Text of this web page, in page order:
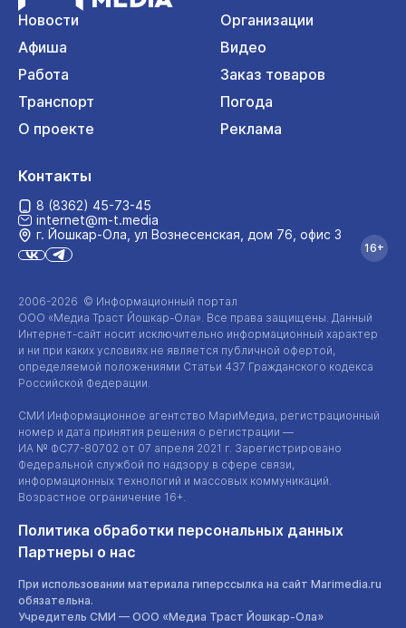
Новости
Организации
Афиша
Видео
Работа
Заказ товаров
Транспорт
Погода
О проекте
Реклама
2006-2026 © Информационный портал
ООО «Медиа Траст Йошкар-Ола». Все права защищены. Данный
Интернет-сайт носит исключительно информационный характер
и ни при каких условиях не является публичной офертой,
определяемой положениями Статьи 437 Гражданского кодекса
Российской Федерации.
СМИ Информационное агентство МариМедиа, регистрационный
номер и дата принятия решения о регистрации —
ИА № ФС77-80702 от 07 апреля 2021 г. Зарегистрировано
Федеральной службой по надзору в сфере связи,
информационных технологий и массовых коммуникаций.
Возрастное ограничение 16+.
Политика обработки персональных данных
Партнеры о нас
При использовании материала гиперссылка на сайт Marimedia.ru
обязательна.
Учредитель СМИ — ООО «Медиа Траст Йошкар-Ола»
Контакты
8 (8362) 45-73-45
internet@m-t.media
г. Йошкар‑Ола, ул Вознесенская, дом 76, офис 3
16+